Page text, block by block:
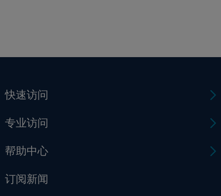
快速访问
专业访问
帮助中心
订阅新闻